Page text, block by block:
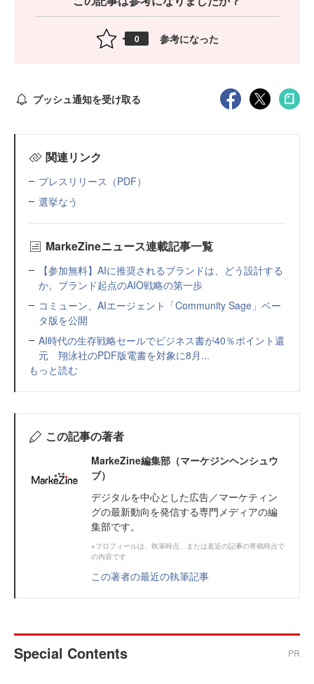
0 参考になった
プッシュ通知を受け取る
関連リンク
プレスリリース（PDF）
選挙なう
MarkeZineニュース連載記事一覧
【参加無料】AIに推奨されるブランドは、どう設計する
か。ブランド起点のAIO戦略の第一歩
コミューン、AIエージェント「Community Sage」ベー
タ版を公開
AI時代の生存戦略セールでビジネス書が40％ポイント還
元 翔泳社のPDF版電書を対象に8月...
もっと読む
この記事の著者
MarkeZine編集部（マーケジンヘンシュウ
ブ）
デジタルを中心とした広告／マーケティン
グの最新動向を発信する専門メディアの編
集部です。
※プロフィールは、執筆時点、または直近の記事の寄稿時点で
の内容です
この著者の最近の執筆記事
Special Contents PR